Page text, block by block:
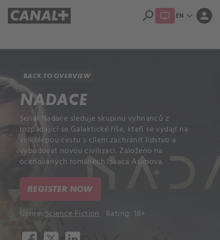
search EN expand_more person
BACK TO OVERVIEW
NADACE
Seriál Nadace sleduje skupinu vyhnanců z
rozpadající se Galaktické říše, kteří se vydají na
velkolepou cestu s cílem zachránit lidstvo a
vybudovat novou civilizaci. Založeno na
oceňovaných románech Isaaca Asimova.
REGISTER NOW
Genre: Science Fiction Rating: 18+